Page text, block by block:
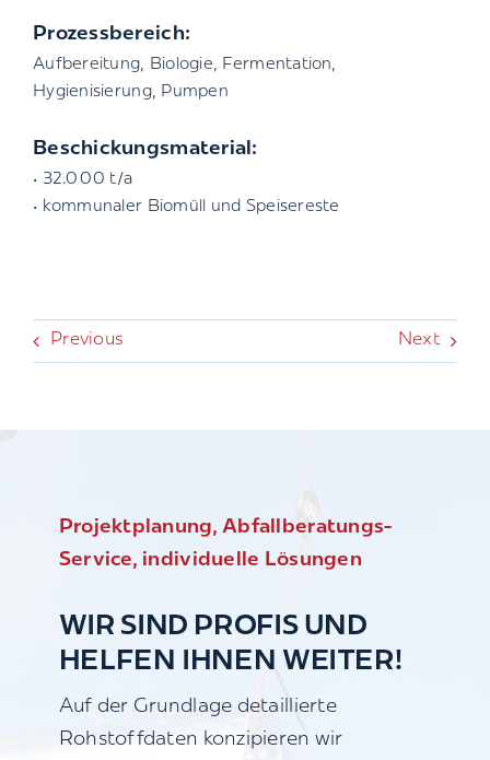
Previous Next
Prozessbereich:
Aufbereitung, Biologie, Fermentation,
Hygienisierung, Pumpen
Beschickungsmaterial:
• 32.000 t/a
• kommunaler Biomüll und Speisereste
Projektplanung, Abfallberatungs-
Service, individuelle Lösungen
WIR SIND PROFIS UND
HELFEN IHNEN WEITER!
Auf der Grundlage detaillierte
Rohstoffdaten konzipieren wir